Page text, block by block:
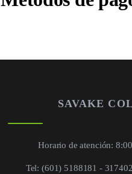
SAVAKE
Horario de atención:
Tel: (601) 5188181 -